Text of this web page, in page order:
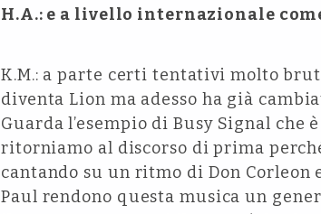
H.A.: e a livello internazionale
K.M.: a parte certi tentativi molto
diventa Lion ma adesso ha già
Guarda l’esempio di Busy Signal
ritorniamo al discorso di prima
cantando su un ritmo di Don Corleon
Paul rendono questa musica un